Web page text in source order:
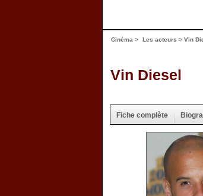
Cinéma > Les acteurs > Vin
Vin Diesel
Fiche complète